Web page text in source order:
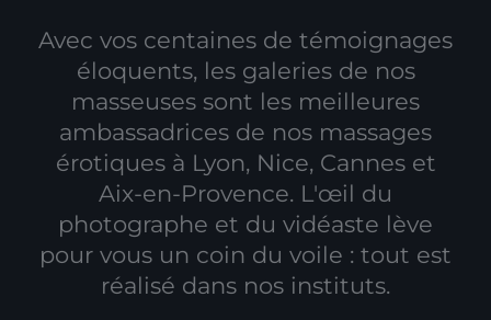
Avec vos centaines de témoignages
éloquents, les galeries de nos
masseuses sont les meilleures
ambassadrices de nos massages
érotiques à Lyon, Nice, Cannes et
Aix-en-Provence. L'œil du
photographe et du vidéaste lève
pour vous un coin du voile : tout est
réalisé dans nos instituts.